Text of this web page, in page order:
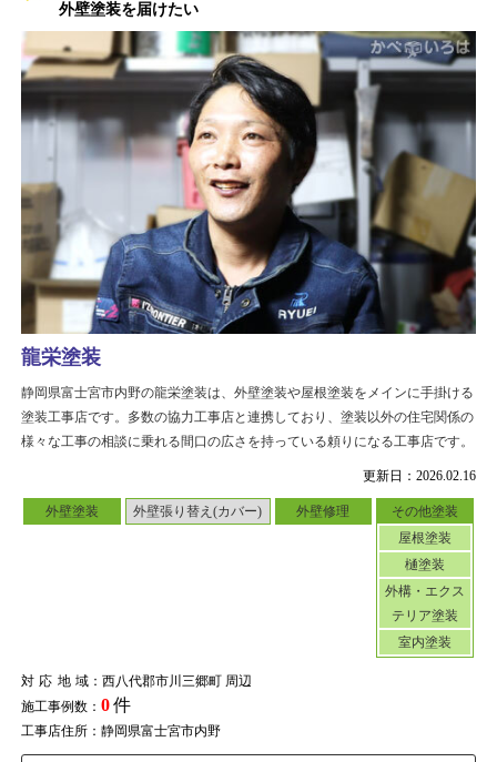
外壁塗装を届けたい
更新日：2026.02.16
外壁塗装 外壁張り替え(カバー) 外壁修理
その他塗装
屋根塗装
樋塗装
外構・エクス
テリア塗装
室内塗装
対応地域：西八代郡市川三郷町 周辺
施工事例数： 0件
工事店住所：静岡県富士宮市内野
龍栄塗装
静岡県富士宮市内野の龍栄塗装は、外壁塗装や屋根塗装をメインに手掛ける
塗装工事店です。多数の協力工事店と連携しており、塗装以外の住宅関係の
様々な工事の相談に乗れる間口の広さを持っている頼りになる工事店です。